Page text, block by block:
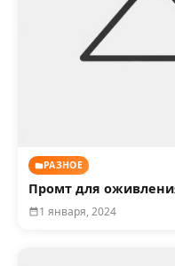
РАЗНОЕ
Промт для
1 января, 2024